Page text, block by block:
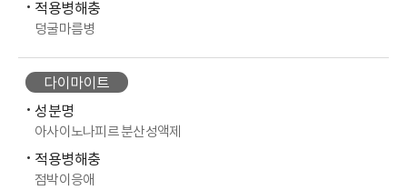
적용병해충
덩굴마름병
다이마이트
성분명
아사이노나피르 분산성액제
적용병해충
점박이응애